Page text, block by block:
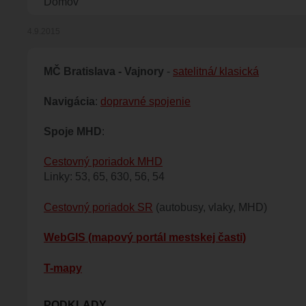
MČ Bratislava - Vajnory - satelitná/ klasická
Navigácia: dopravné spojenie
Spoje MHD:
Cestovný poriadok MHD
Linky: 53, 65, 630, 56, 54
Cestovný poriadok SR (autobusy, vlaky, MHD)
WebGIS (mapový portál mestskej časti)
T-mapy